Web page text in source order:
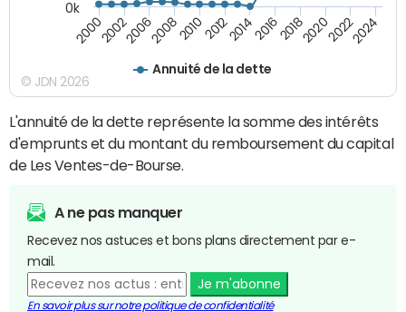
Annuité de la dette
200020022006200820102012201420162018202020222024
0k
© JDN 2026
L'annuité de la dette représente la somme des intérêts
d'emprunts et du montant du remboursement du capital
de Les Ventes-de-Bourse.
A ne pas manquer
Recevez nos astuces et bons plans directement par e-
mail.
Je m'abonne
En savoir plus sur notre politique de confidentialité